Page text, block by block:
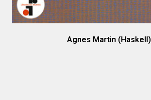
Agnes Martin (Haskell)